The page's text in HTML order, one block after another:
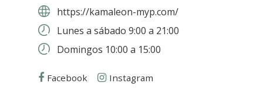
https://kamaleon-myp.com/
Lunes a sábado 9:00 a 21:00
Domingos 10:00 a 15:00
Facebook Instagram